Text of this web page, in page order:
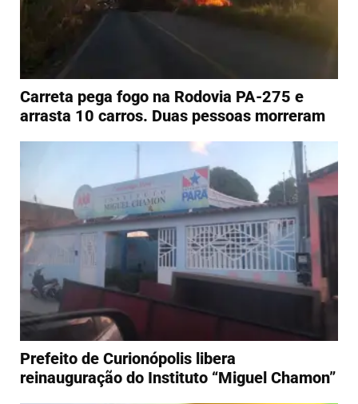
Carreta pega fogo na Rodovia PA-275 e
arrasta 10 carros. Duas pessoas morreram
Prefeito de Curionópolis libera
reinauguração do Instituto “Miguel Chamon”